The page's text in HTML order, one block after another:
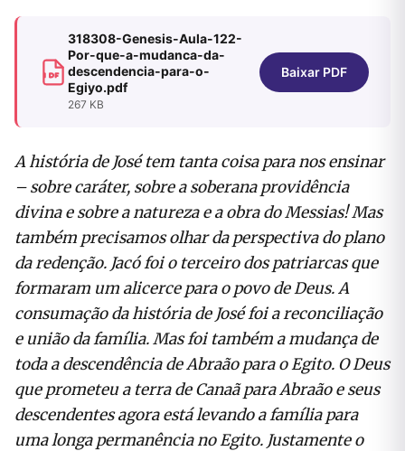
318308-Genesis-Aula-122-
Por-que-a-mudanca-da-
descendencia-para-o-
Egiyo.pdf
267 KB
Baixar PDF
A história de José tem tanta coisa para nos ensinar
– sobre caráter, sobre a soberana providência
divina e sobre a natureza e a obra do Messias! Mas
também precisamos olhar da perspectiva do plano
da redenção. Jacó foi o terceiro dos patriarcas que
formaram um alicerce para o povo de Deus. A
consumação da história de José foi a reconciliação
e união da família. Mas foi também a mudança de
toda a descendência de Abraão para o Egito. O Deus
que prometeu a terra de Canaã para Abraão e seus
descendentes agora está levando a família para
uma longa permanência no Egito. Justamente o